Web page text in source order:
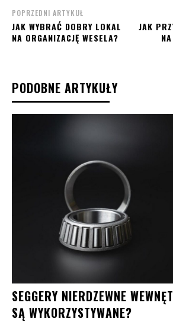
POPRZEDNI ARTYKUŁ
JAK WYBRAĆ DOBRY LOKAL
NA ORGANIZACJĘ WESELA?
JAK
PODOBNE ARTYKUŁY
SEGGERY NIERDZEWNE
SĄ WYKORZYSTYWANE?